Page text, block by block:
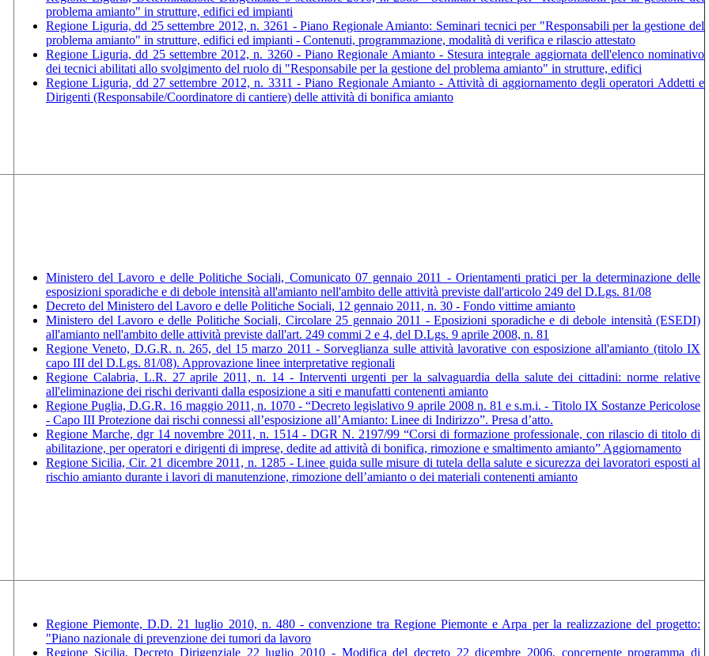
problema amianto" in strutture, edifici ed impianti
Regione Liguria, dd 25 settembre 2012, n. 3261 - Piano Regionale Amianto: Seminari tecnici per "Responsabili per la gestione del
problema amianto" in strutture, edifici ed impianti - Contenuti, programmazione, modalità di verifica e rilascio attestato
Regione Liguria, dd 25 settembre 2012, n. 3260 - Piano Regionale Amianto - Stesura integrale aggiornata dell'elenco nominativo
dei tecnici abilitati allo svolgimento del ruolo di "Responsabile per la gestione del problema amianto" in strutture, edifici
Regione Liguria, dd 27 settembre 2012, n. 3311 - Piano Regionale Amianto - Attività di aggiornamento degli operatori Addetti e
Dirigenti (Responsabile/Coordinatore di cantiere) delle attività di bonifica amianto
Ministero del Lavoro e delle Politiche Sociali, Comunicato 07 gennaio 2011 - Orientamenti pratici per la determinazione delle
esposizioni sporadiche e di debole intensità all'amianto nell'ambito delle attività previste dall'articolo 249 del D.Lgs. 81/08
Decreto del Ministero del Lavoro e delle Politiche Sociali, 12 gennaio 2011, n. 30 - Fondo vittime amianto
Ministero del Lavoro e delle Politiche Sociali, Circolare 25 gennaio 2011 - Eposizioni sporadiche e di debole intensità (ESEDI)
all'amianto nell'ambito delle attività previste dall'art. 249 commi 2 e 4, del D.Lgs. 9 aprile 2008, n. 81
Regione Veneto, D.G.R. n. 265, del 15 marzo 2011 - Sorveglianza sulle attività lavorative con esposizione all'amianto (titolo IX
capo III del D.Lgs. 81/08). Approvazione linee interpretative regionali
Regione Calabria, L.R. 27 aprile 2011, n. 14 - Interventi urgenti per la salvaguardia della salute dei cittadini: norme relative
all'eliminazione dei rischi derivanti dalla esposizione a siti e manufatti contenenti amianto
Regione Puglia, D.G.R. 16 maggio 2011, n. 1070 - “Decreto legislativo 9 aprile 2008 n. 81 e s.m.i. - Titolo IX Sostanze Pericolose
- Capo III Protezione dai rischi connessi all’esposizione all’Amianto: Linee di Indirizzo”. Presa d’atto.
Regione Marche, dgr 14 novembre 2011, n. 1514 - DGR N. 2197/99 “Corsi di formazione professionale, con rilascio di titolo di
abilitazione, per operatori e dirigenti di imprese, dedite ad attività di bonifica, rimozione e smaltimento amianto” Aggiornamento
Regione Sicilia, Cir. 21 dicembre 2011, n. 1285 - Linee guida sulle misure di tutela della salute e sicurezza dei lavoratori esposti al
rischio amianto durante i lavori di manutenzione, rimozione dell’amianto o dei materiali contenenti amianto
Regione Piemonte, D.D. 21 luglio 2010, n. 480 - convenzione tra Regione Piemonte e Arpa per la realizzazione del progetto:
"Piano nazionale di prevenzione dei tumori da lavoro
Regione Sicilia, Decreto Dirigenziale 22 luglio 2010 - Modifica del decreto 22 dicembre 2006, concernente programma di